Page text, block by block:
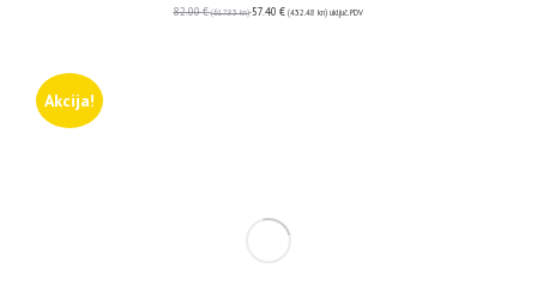
82.00€ (617.83 kn) 57.40 € (432.48 kn) uključ. PDV
Akcija!